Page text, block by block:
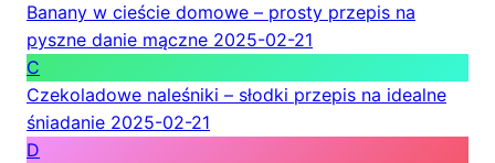
Banany w cieście domowe – prosty przepis na
pyszne danie mączne 2025-02-21
C
Czekoladowe naleśniki – słodki przepis na idealne
śniadanie 2025-02-21
D